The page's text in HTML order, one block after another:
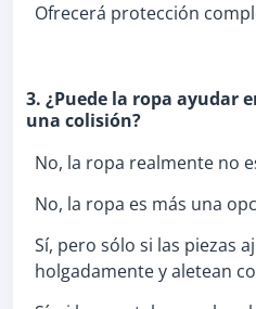
Ofrecerá protección
3. ¿Puede la ropa ayudar
una colisión?
No, la ropa realmente no
No, la ropa es más una
Sí, pero sólo si las piezas
holgadamente y aletean